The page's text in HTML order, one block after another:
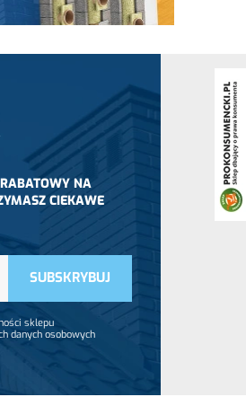
NA
CIEKAWE
sklepu
danych osobowych